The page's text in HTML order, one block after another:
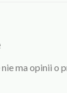
ma opinii o